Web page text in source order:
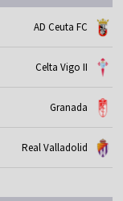
AD Ceuta FC
Celta Vigo II
Granada
Real Valladolid